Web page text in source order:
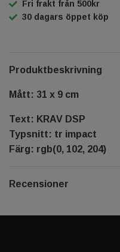
Fri frakt från 500kr
30 dagars öppet köp
Produktbeskrivning
Mått: 31 x 9 cm
Text: KRAV DSP
Typsnitt: tr impact
Färg: rgb(0, 102, 204)
Recensioner